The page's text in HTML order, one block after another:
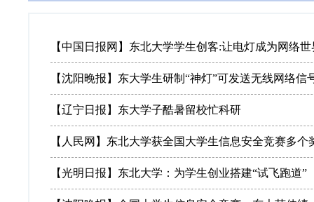
【中国日报网】东北大学学生创客:让电灯成为网络
【沈阳晚报】东大学生研制“神灯”可发送无线网络信
【辽宁日报】东大学子酷暑留校忙科研
【人民网】东北大学获全国大学生信息安全竞赛多个
【光明日报】东北大学：为学生创业搭建“试飞跑道”